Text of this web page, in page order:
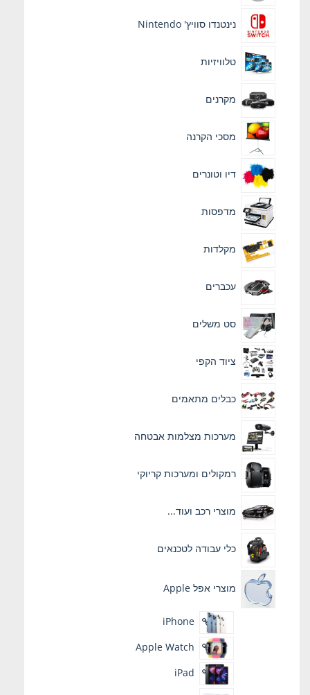
נינטנדו סוויץ' Nintendo
טלוויזיות
מקרנים
מסכי הקרנה
דיו וטונרים
מדפסות
מקלדות
עכברים
סט משלים
ציוד הקפי
כבלים מתאמים
מערכות מצלמות אבטחה
רמקולים ומערכות קריוקי
מוצרי רכב ועוד...
כלי עבודה לטכנאים
מוצרי אפל Apple
iPhone
Apple Watch
iPad